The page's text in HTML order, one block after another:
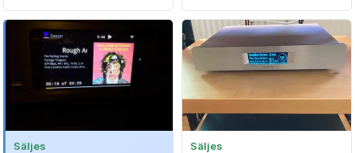
Säljes Säljes